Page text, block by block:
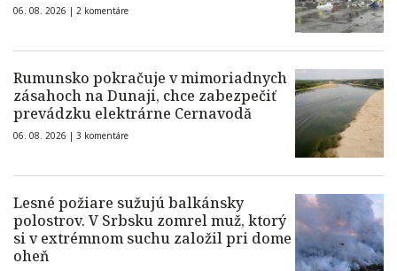
06. 08. 2026 | 2 komentáre
Rumunsko pokračuje v mimoriadnych
zásahoch na Dunaji, chce zabezpečiť
prevádzku elektrárne Cernavodă
06. 08. 2026 | 3 komentáre
Lesné požiare sužujú balkánsky
polostrov. V Srbsku zomrel muž, ktorý
si v extrémnom suchu založil pri dome
oheň